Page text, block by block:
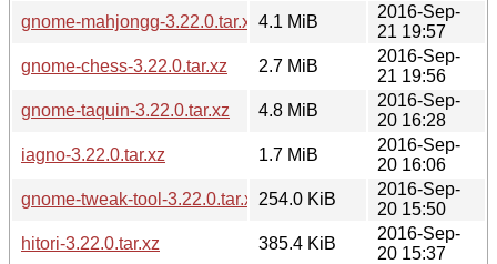
gnome-mahjongg-3.22.0.tar.xz4.1 MiB
2016-Sep-
21 19:57
gnome-chess-3.22.0.tar.xz
2.7 MiB
2016-Sep-
21 19:56
gnome-taquin-3.22.0.tar.xz
4.8 MiB
2016-Sep-
20 16:28
iagno-3.22.0.tar.xz
1.7 MiB
2016-Sep-
20 16:06
gnome-tweak-tool-3.22.0.tar.xz254.0 KiB
2016-Sep-
20 15:50
hitori-3.22.0.tar.xz
385.4 KiB
2016-Sep-
20 15:37